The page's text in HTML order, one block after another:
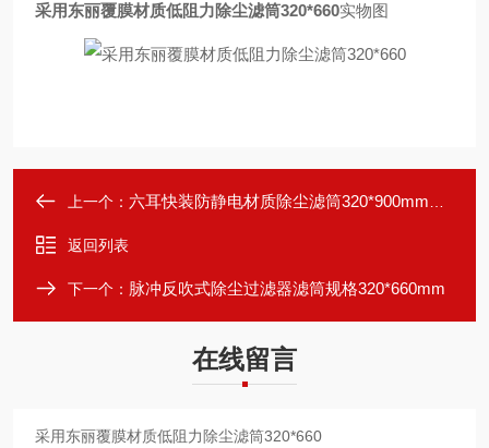
采用东丽覆膜材质低阻力除尘滤筒320*660实物图
上一个： 六耳快装防静电材质除尘滤筒320*900mm精度
返回列表
下一个： 脉冲反吹式除尘过滤器滤筒规格320*660mm
在线留言